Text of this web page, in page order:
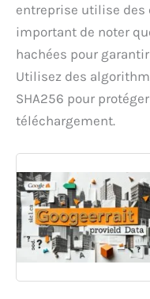
entreprise utilise
important de noter
hachées pour
Utilisez des
SHA256 pour
téléchargement.